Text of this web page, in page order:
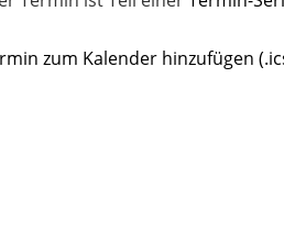
zum Kalender hinzufügen